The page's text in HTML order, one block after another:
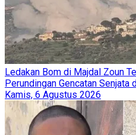
Ledakan Bom di Majdal Zoun
Perundingan Gencatan Senjata
Kamis, 6 Agustus 2026